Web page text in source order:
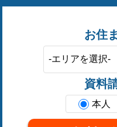
お住
資料
本人